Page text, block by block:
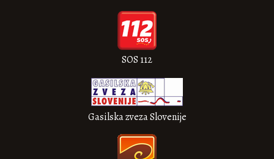
SOS 112
Gasilska zveza Slovenije